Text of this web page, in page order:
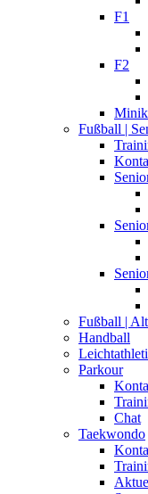
F1
F2
Fußball |
Fußball |
Handball
Parkour
Chat
Taekwondo